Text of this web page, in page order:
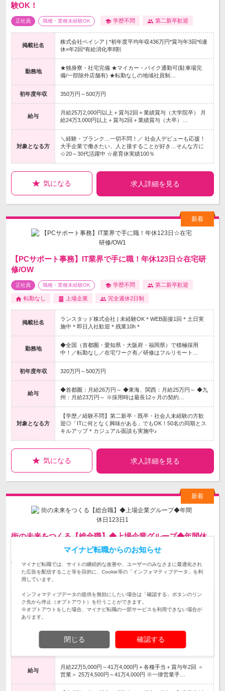
験OK！
正社員 職種・業種未経験OK 学歴不問 第二新卒歓迎
掲載社名
株式会社ベイシア | *初年度平均年収436万円*賞与年3回*6連
休×年2回*有給消化率8割
勤務地
★独身寮・社宅完備 ★マイカー・バイク通勤可(駐車場完
備/一部除外店舗有) ★転勤なしの地域社員制…
初年度年収 350万円～500万円
給与
月給25万2,000円以上＋賞与2回＋業績賞与（大学院卒） 月
給24万3,000円以上＋賞与2回＋業績賞与（大卒）…
対象となる方
＼経験・ブランク…一切不問！／ 社会人デビューも応援！
大手企業で働きたい、人と接することが好き…そんな方に
☆20～30代活躍中 ☆産育休実績100％
気になる 求人詳細を見る
【PCサポート事務】IT業界で手に職！年休123日☆在宅研
修/OW
正社員 職種・業種未経験OK 学歴不問 第二新卒歓迎
転勤なし 上場企業 完全週休2日制
掲載社名
ランスタッド株式会社 | 未経験OK＊WEB面接1回＊土日実
施中＊即日入社歓迎＊残業10h＊
勤務地
◆全国（首都圏・愛知県・大阪府・福岡県）で積極採用
中！／転勤なし／在宅ワーク有／研修はフルリモート…
初年度年収 320万円～500万円
給与
◆首都圏：月給26万円～ ◆東海、関西：月給25万円～ ◆九
州：月給23万円～ ※採用時は最長12ヶ月の契約…
対象となる方
【学歴／経験不問】第二新卒・既卒・社会人未経験の方歓
迎◎「ITに何となく興味がある」でもOK！50名の同期とス
キルアップ＊カジュアル面談も実施中♪
気になる 求人詳細を見る
街の未来をつくる【総合職】◆上場企業グループ◆年間休
正社員 職種・業種未経験OK 第二新卒歓迎 転勤なし
完全週休2日制
掲載社名
株式会社ニュースト | ◆未経験歓迎◆土日祝休み◆手当が充
実◆寮・社宅制度◆転勤なし
屋・福岡で募集！】 ※勤務地は希望を考慮 ※U…
初年度年収 350万円～650万円
給与
月給22万5,000円～41万4,000円＋各種手当＋賞与年2回 ＜
営業＞ 25万4,500円～41万4,000円 ※一律営業手…
マイナビ転職からのお知らせ
マイナビ転職では、サイトの継続的な改善や、ユーザーのみなさまに最適化され
た広告を配信すること等を目的に、Cookie等の「インフォマティブデータ」を利
用しています。
インフォマティブデータの提供を無効にしたい場合は「確認する」ボタンのリン
ク先から停止（オプトアウト）を行うことができます。
※オプトアウトをした場合、マイナビ転職の一部サービスを利用できない場合が
あります。
閉じる 確認する